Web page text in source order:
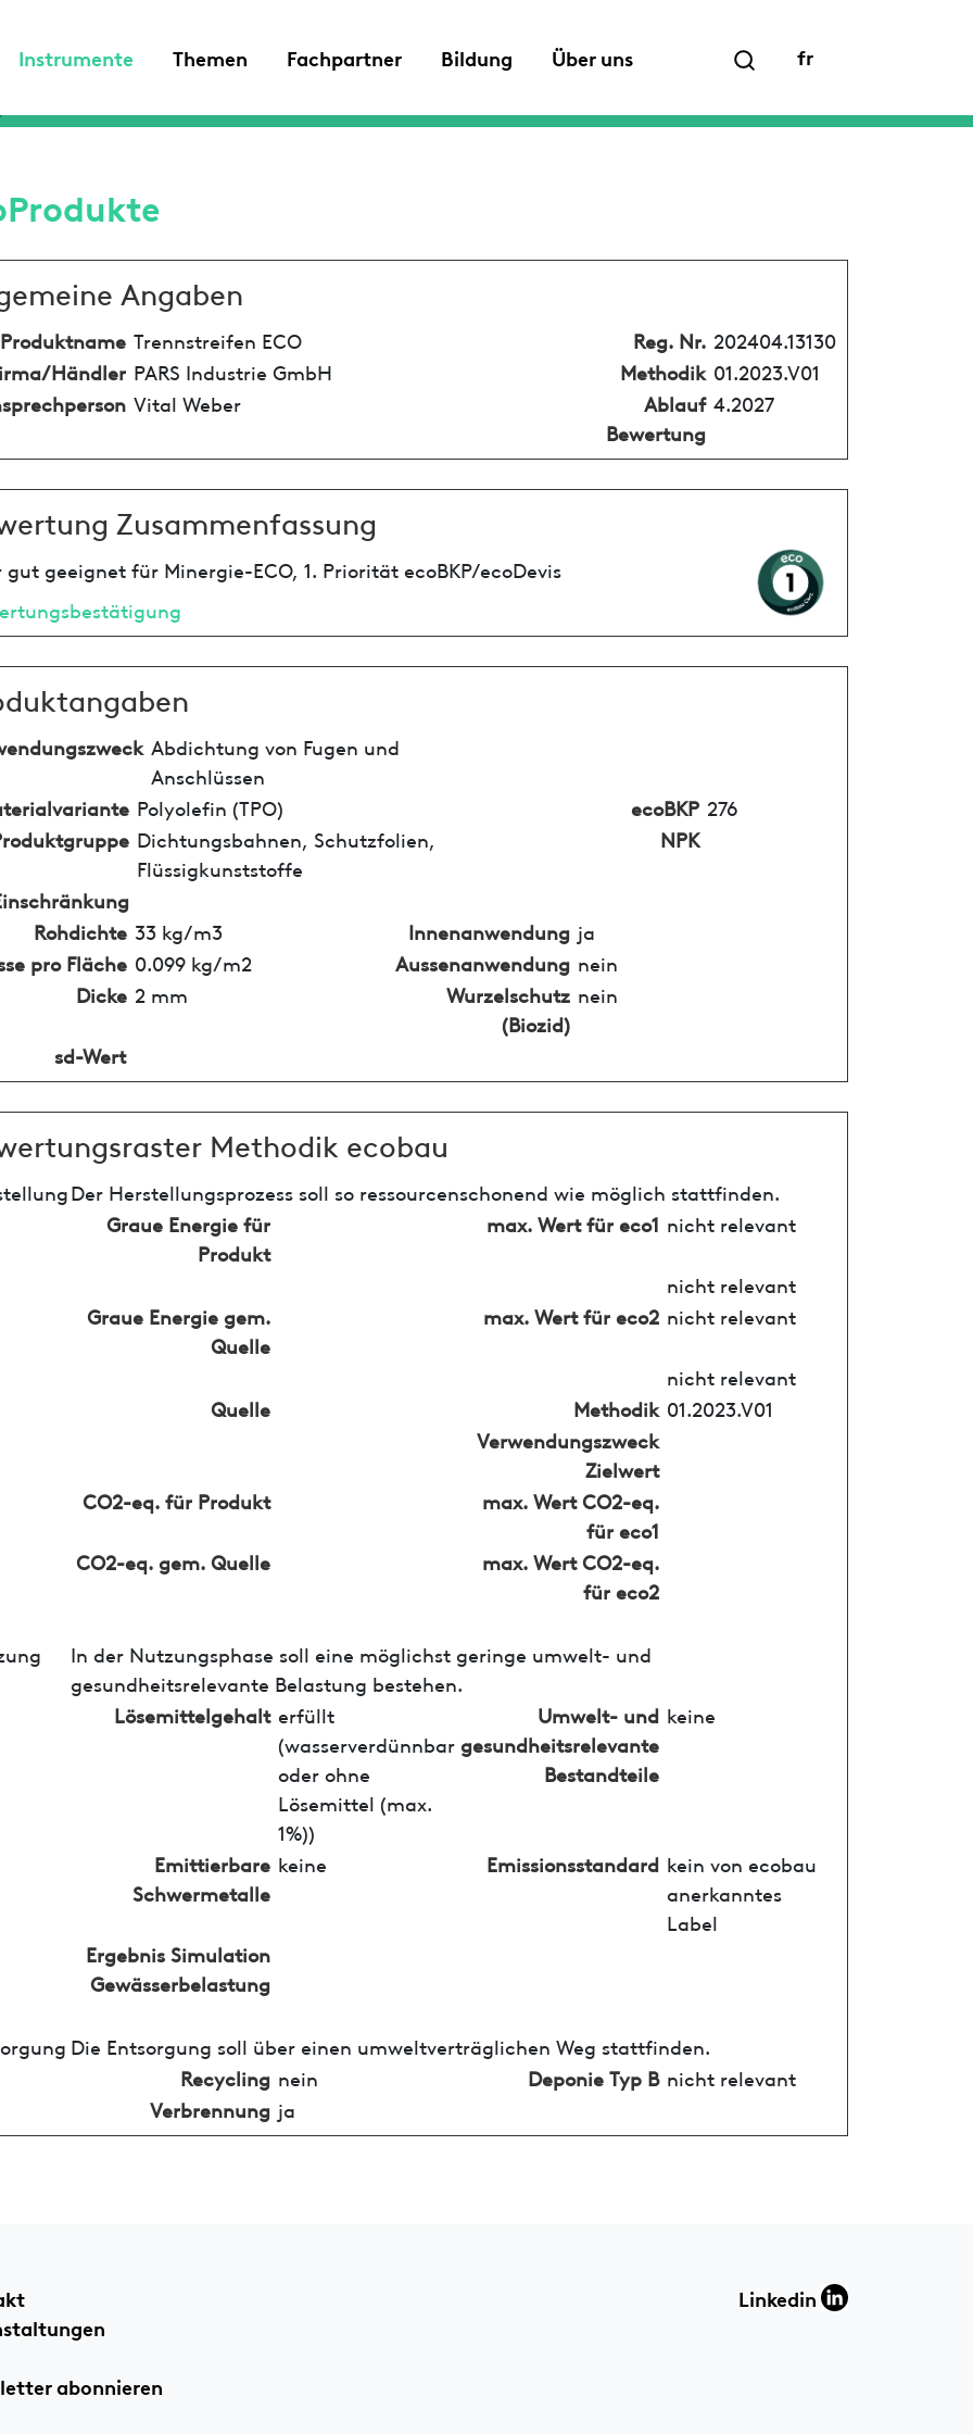
Instrumente Themen Fachpartner Bildung Über uns fr
Angaben
Produktname Trennstreifen ECO Reg. Nr. 202404.13130
Händler PARS Industrie GmbH Methodik 01.2023.V01
Vital Weber
Ablauf
Bewertung
4.2027
Zusammenfassung
gut geeignet für Minergie-ECO, 1. Priorität ecoBKP/ecoDevis
Abdichtung von Fugen und
Anschlüssen
Polyolefin (TPO) ecoBKP 276
Dichtungsbahnen, Schutzfolien,
Flüssigkunststoffe
NPK
Rohdichte 33 kg/m3 Innenanwendung ja
pro Fläche 0.099 kg/m2 Aussenanwendung nein
Dicke 2 mm
Wurzelschutz
(Biozid)
nein
sd-Wert
Methodik ecobau
Der Herstellungsprozess soll so ressourcenschonend wie möglich stattfinden.
Graue Energie für
Produkt
max. Wert für eco1 nicht relevant
nicht relevant
Graue Energie gem.
Quelle
max. Wert für eco2 nicht relevant
nicht relevant
Quelle
Methodik 01.2023.V01
Verwendungszweck
Zielwert
CO2-eq. für Produkt
max. Wert CO2-eq.
für eco1
CO2-eq. gem. Quelle
max. Wert CO2-eq.
für eco2
In der Nutzungsphase soll eine möglichst geringe umwelt- und
gesundheitsrelevante Belastung bestehen.
Lösemittelgehalt erfüllt
(wasserverdünnbar
oder ohne
Lösemittel (max.
1%))
Umwelt- und
gesundheitsrelevante
Bestandteile
keine
Emittierbare
Schwermetalle
keine Emissionsstandard kein von ecobau
anerkanntes
Label
Ergebnis Simulation
Gewässerbelastung
Die Entsorgung soll über einen umweltverträglichen Weg stattfinden.
Recycling nein Deponie Typ B nicht relevant
Verbrennung ja
abonnieren
Linkedin